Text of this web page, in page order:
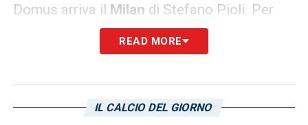
Domus arriva il Milan di Stefano Pioli. Per
questo motivo il gruppo squadra sardo, agli
ordini di mister Claudio Ranieri, si recherà
L’Unione Sarda riporta come la marcia dei
READ MORE
IL CALCIO DEL GIORNO